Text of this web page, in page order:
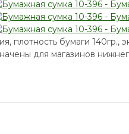
плотность бумаги
для магазинов